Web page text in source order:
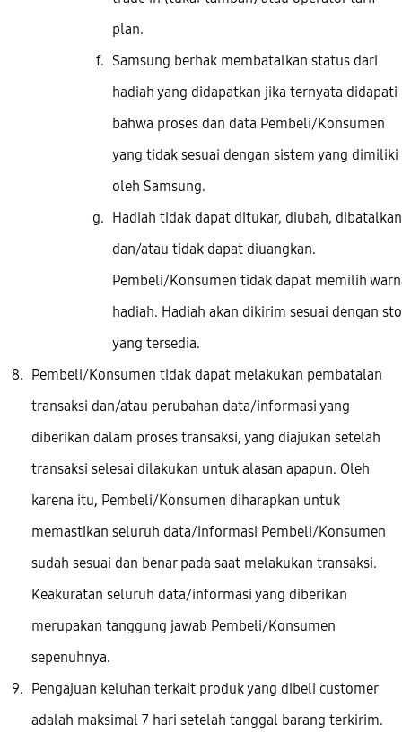
plan.
Samsung berhak membatalkan status dari
hadiah yang didapatkan jika ternyata didapati
bahwa proses dan data Pembeli/Konsumen
yang tidak sesuai dengan sistem yang dimiliki
oleh Samsung.
Hadiah tidak dapat ditukar, diubah,
dan/atau tidak dapat diuangkan.
Pembeli/Konsumen tidak dapat memilih
hadiah. Hadiah akan dikirim sesuai dengan
yang tersedia.
Pembeli/Konsumen tidak dapat melakukan pembatalan
transaksi dan/atau perubahan data/informasi yang
diberikan dalam proses transaksi, yang diajukan setelah
transaksi selesai dilakukan untuk alasan apapun. Oleh
karena itu, Pembeli/Konsumen diharapkan untuk
memastikan seluruh data/informasi Pembeli/Konsumen
sudah sesuai dan benar pada saat melakukan transaksi.
Keakuratan seluruh data/informasi yang diberikan
merupakan tanggung jawab Pembeli/Konsumen
sepenuhnya.
Pengajuan keluhan terkait produk yang dibeli customer
adalah maksimal 7 hari setelah tanggal barang terkirim.